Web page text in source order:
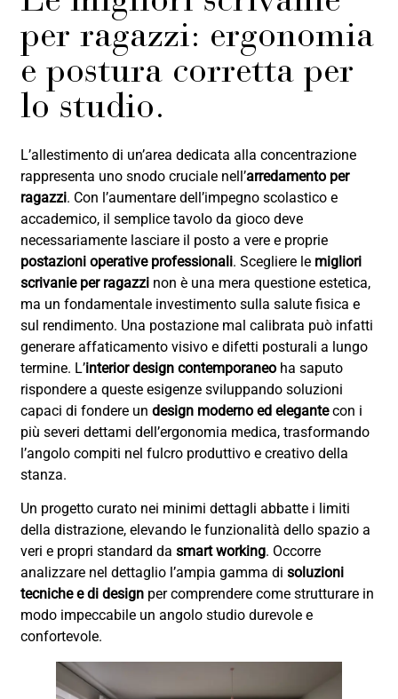
per ragazzi: ergonomia
e postura corretta per
lo studio.
L’allestimento di un’area dedicata alla concentrazione
rappresenta uno snodo cruciale nell’arredamento per
ragazzi. Con l’aumentare dell’impegno scolastico e
accademico, il semplice tavolo da gioco deve
necessariamente lasciare il posto a vere e proprie
postazioni operative professionali. Scegliere le migliori
scrivanie per ragazzi non è una mera questione estetica,
ma un fondamentale investimento sulla salute fisica e
sul rendimento. Una postazione mal calibrata può infatti
generare affaticamento visivo e difetti posturali a lungo
termine. L’interior design contemporaneo ha saputo
rispondere a queste esigenze sviluppando soluzioni
capaci di fondere undesign moderno ed elegantecon i
più severi dettami dell’ergonomia medica, trasformando
l’angolo compiti nel fulcro produttivo e creativo della
stanza.
Un progetto curato nei minimi dettagli abbatte i limiti
della distrazione, elevando le funzionalità dello spazio a
veri e propri standard dasmart working. Occorre
analizzare nel dettaglio l’ampia gamma disoluzioni
tecniche e di design per comprendere come strutturare in
modo impeccabile un angolo studio durevole e
confortevole.